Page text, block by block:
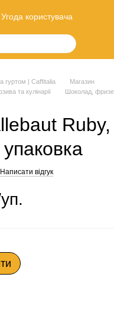
Угода користувача
гуртом | Caffitalia
Магазин
та кулінарії
Шоколад,
Ruby,
Написати відгук